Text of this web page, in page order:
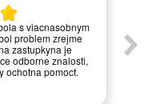
s viacnasobnym
problem zrejme
zastupkyna je
odborne znalosti,
ochotna pomoct.